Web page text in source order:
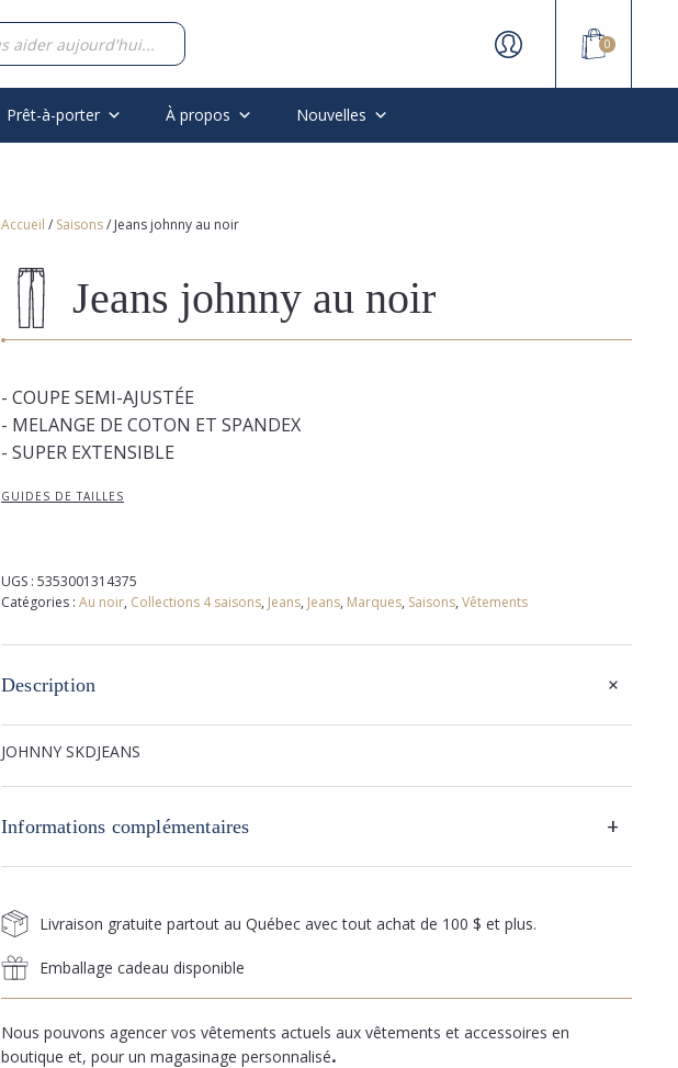
0
Prêt-à-porter À propos Nouvelles
Accueil / Saisons/ Jeans johnny au noir
Jeans johnny au noir
- COUPE SEMI-AJUSTÉE
- MELANGE DE COTON ET SPANDEX
- SUPER EXTENSIBLE
GUIDES DE TAILLES
UGS : 5353001314375
Catégories : Au noir, Collections 4 saisons, Jeans, Jeans, Marques, Saisons, Vêtements
Description +
JOHNNY SKDJEANS
Informations complémentaires +
Livraison gratuite partout au Québec avec tout achat de 100 $ et plus.
Emballage cadeau disponible
Nous pouvons agencer vos vêtements actuels aux vêtements et accessoires en
boutique et, pour un magasinage personnalisé.